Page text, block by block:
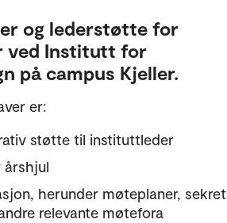
og lederstøtte for
ved Institutt for
på campus Kjeller.
er:
støtte til instituttleder
årshjul
herunder møteplaner,
relevante møtefora